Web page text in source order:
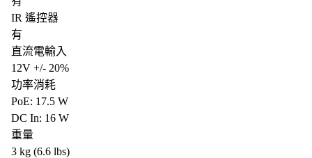
IR 遙控器
有
直流電輸入
12V +/- 20%
功率消耗
PoE: 17.5 W
DC In: 16 W
重量
3 kg (6.6 lbs)